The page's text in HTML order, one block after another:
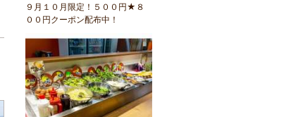
９月１０月限定！５００円★８
００円クーポン配布中！